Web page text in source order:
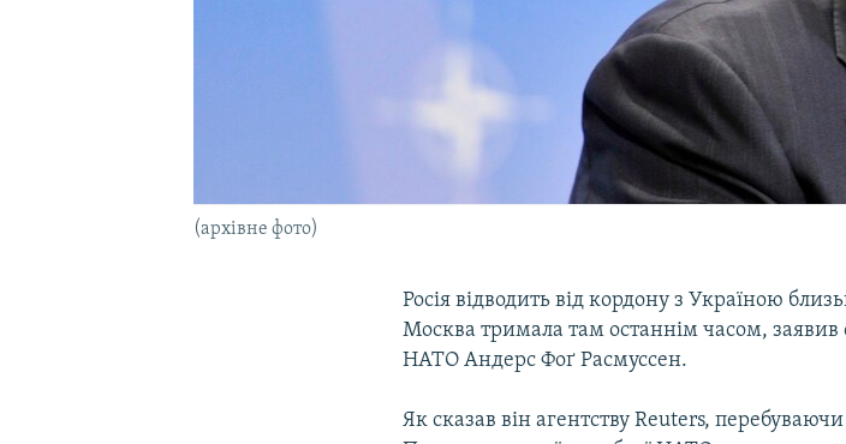
(архівне фото)
Росія відводить від кордону з Україною
Москва тримала там останнім часом, заявив
НАТО Андерс Фоґ Расмуссен.
Як сказав він агентству Reuters,